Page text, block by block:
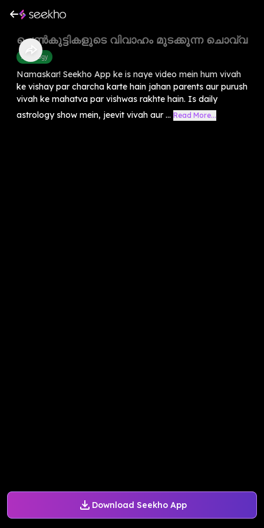
Download Seekho App
പെൺകുട്ടികളുടെ വിവാഹം മുടക്കുന്ന ചൊവ്വ
Astrology
Namaskar! Seekho App ke is naye video mein hum vivah
ke vishay par charcha karte hain jahan parents aur purush
vivah ke mahatva par vishwas rakhte hain. Is daily
astrology show mein, jeevit vivah aur ... Read More...